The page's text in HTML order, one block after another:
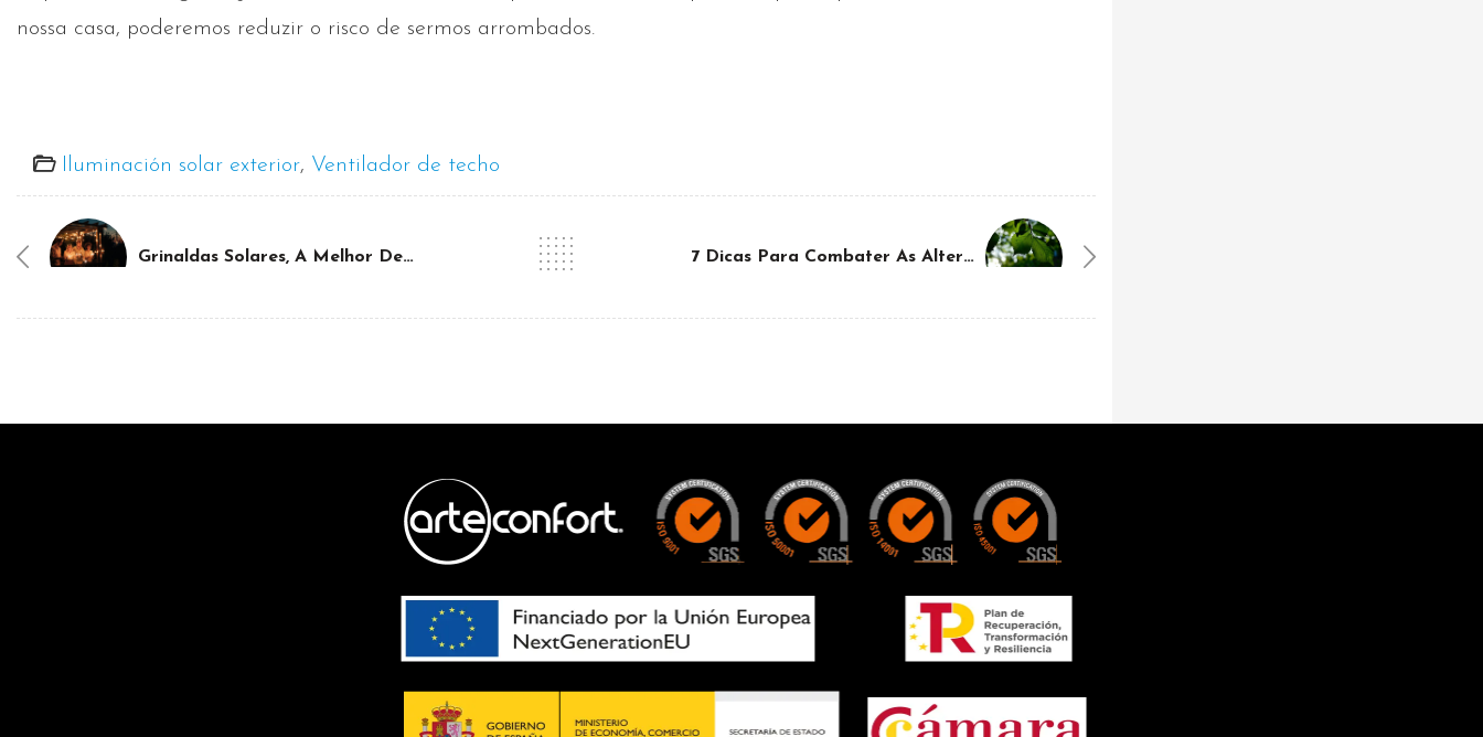
nossa casa, poderemos reduzir o risco de sermos arrombados.
Iluminación solar exterior, Ventilador de techo
Grinaldas Solares, A Melhor Decoração Para Seu Terraço Ou Jardim Neste Verão 7 Dicas Para Combater As Alterações Climáticas